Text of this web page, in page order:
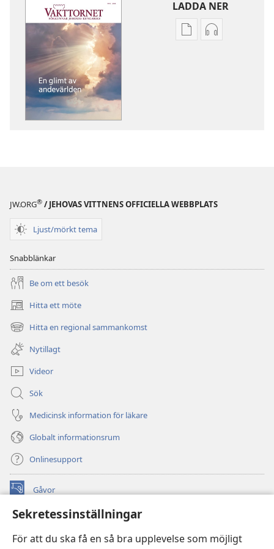
Sekretessinställningar
För att du ska få en så bra upplevelse som möjligt
LADDA NER
Valmöjligheter
JW.ORG® / JEHOVAS VITTNENS OFFICIELLA WEBBPLATS
Ljust/mörkt tema
Snabblänkar
Be om ett besök
Hitta ett möte
(öppnar
nytt
fönster)
Hitta en regional sammankomst
(öppnar
nytt
fönster)
Nytillagt
Videor
Sök
Medicinsk information för läkare
Globalt informationsrum
Onlinesupport
Gåvor
(öppnar
fönster) Watchtower ONLINE LIBRARY™
nytt